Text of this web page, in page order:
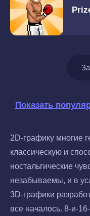
Показать
2D-графику многие
классическую и
ностальгические
незабываемы, и в
3D-графики
все началось. 8-и-